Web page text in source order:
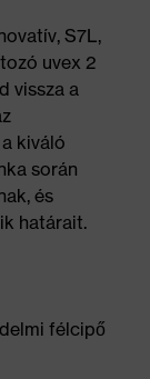
S7L,
uvex 2
vissza a
kiváló
során
és
határait.
félcipő